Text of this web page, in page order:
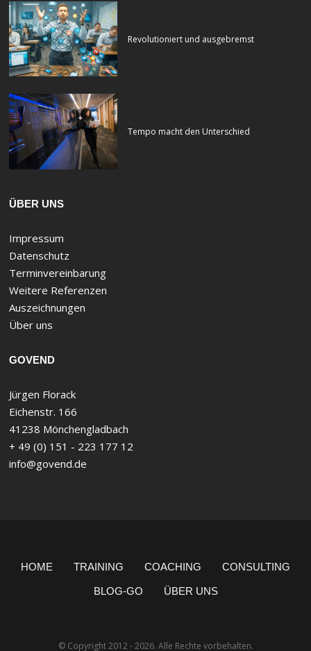
Revolutioniert und ausgebremst
Tempo macht den Unterschied
ÜBER UNS
Impressum
Datenschutz
Terminvereinbarung
Weitere Referenzen
Auszeichnungen
Über uns
GOVEND
Jürgen Florack
Eichenstr. 166
41238 Mönchengladbach
+ 49 (0) 151 - 223 177 12
info@govend.de
HOME TRAINING COACHING CONSULTING
BLOG-GO ÜBER UNS
© Copyright 2012 - 2026. Alle Rechte vorbehalten.